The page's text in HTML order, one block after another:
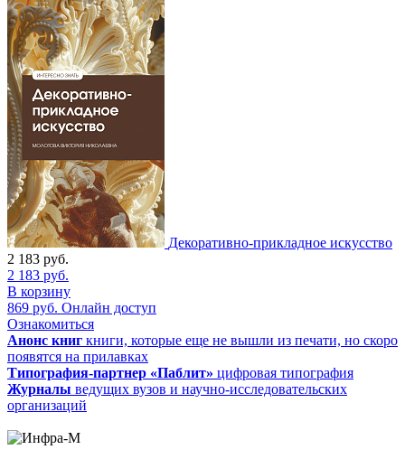
Декоративно-прикладное искусство
2 183 руб.
2 183 руб.
В корзину
869 руб. Онлайн доступ
Ознакомиться
Анонс книг книги, которые еще не вышли из печати, но скоро
появятся на прилавках
Типография-партнер «Паблит» цифровая типография
Журналы ведущих вузов и научно-исследовательских
организаций